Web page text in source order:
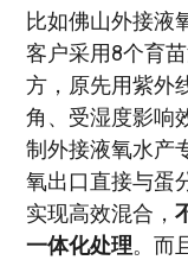
比如佛山外接液
客户采用8个育
方，原先用紫外
角、受湿度影响
制外接液氧水产
氧出口直接与蛋
实现高效混合，
一体化处理。而